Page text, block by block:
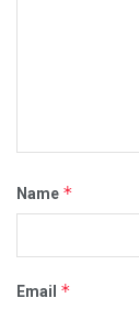
Name *
Email *